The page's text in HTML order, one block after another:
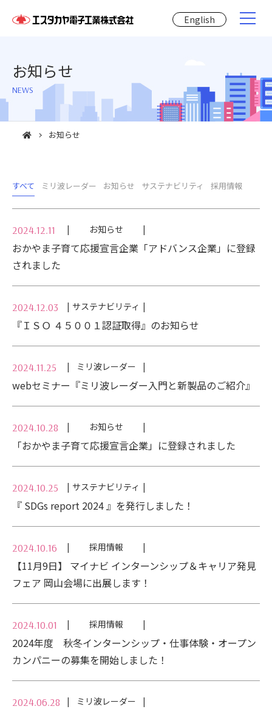
English
お知らせ
NEWS
お知らせ
すべて ミリ波レーダー お知らせ サステナビリティ 採用情報
2024.12.11 お知らせ
おかやま子育て応援宣言企業「アドバンス企業」に登録
されました
2024.12.03 サステナビリティ
『ＩＳＯ ４５００１認証取得』のお知らせ
2024.11.25 ミリ波レーダー
webセミナー『ミリ波レーダー入門と新製品のご紹介』
2024.10.28 お知らせ
「おかやま子育て応援宣言企業」に登録されました
2024.10.25 サステナビリティ
『 SDGs report 2024 』を発行しました！
2024.10.16 採用情報
【11月9日】 マイナビ インターンシップ＆キャリア発見
フェア 岡山会場に出展します！
2024.10.01 採用情報
2024年度 秋冬インターンシップ・仕事体験・オープン
カンパニーの募集を開始しました！
2024.06.28 ミリ波レーダー